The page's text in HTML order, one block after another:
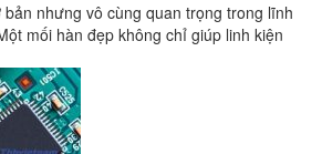
bản nhưng vô cùng quan trọng trong lĩnh
mối hàn đẹp không chỉ giúp linh kiện